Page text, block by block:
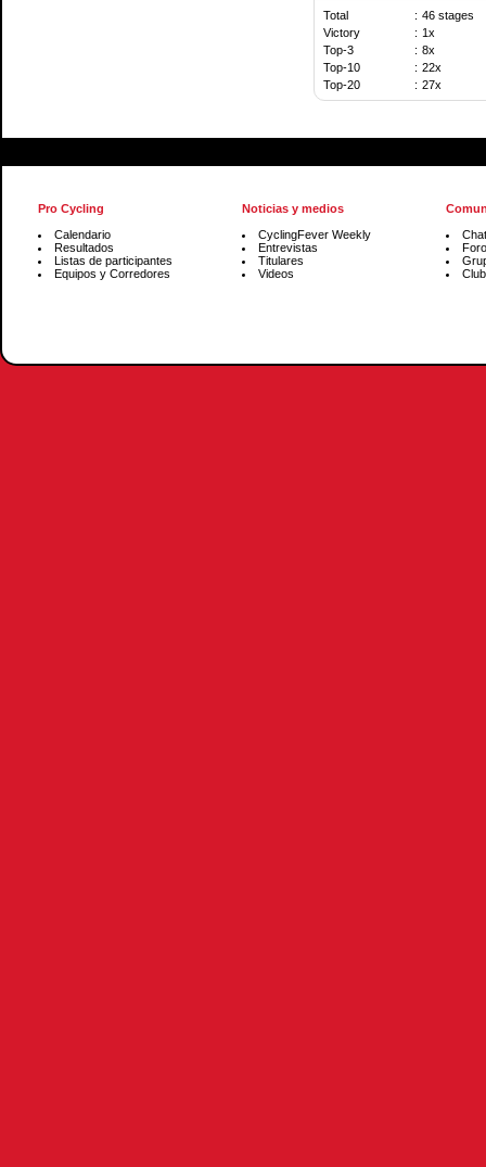
Total : 46 stages
Victory
: 1x
Top-3
: 8x
Top-10
: 22x
Top-20
: 27x
Pro Cycling
Calendario
Resultados
Listas de participantes
Equipos y Corredores
Noticias y medios
CyclingFever Weekly
Entrevistas
Titulares
Videos
Chat
Foro